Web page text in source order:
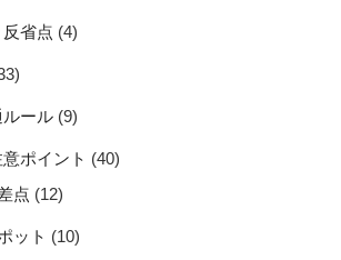
省点 (4)
ール (9)
ポイント (40)
点 (12)
ット (10)